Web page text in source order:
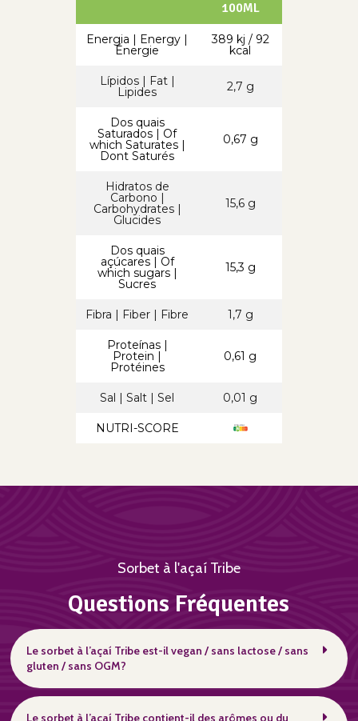
100ML
Energia | Energy |
Énergie
389 kj / 92
kcal
Lípidos | Fat |
Lipides 2,7 g
Dos quais
Saturados | Of
which Saturates |
Dont Saturés
0,67 g
Hidratos de
Carbono |
Carbohydrates |
Glucides
15,6 g
Dos quais
açúcares | Of
which sugars |
Sucres
15,3 g
Fibra | Fiber | Fibre 1,7 g
Proteínas |
Protein |
Protéines
0,61 g
Sal | Salt | Sel 0,01 g
NUTRI-SCORE
Sorbet à l'açaí Tribe
Questions Fréquentes
Le sorbet à l’açaí Tribe est-il vegan / sans lactose / sans
gluten / sans OGM?
Le sorbet à l’açaí Tribe contient-il des arômes ou du